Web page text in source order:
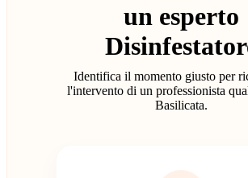
un esperto
Identifica il momento giusto per
l'intervento di un professionista
Basilicata.